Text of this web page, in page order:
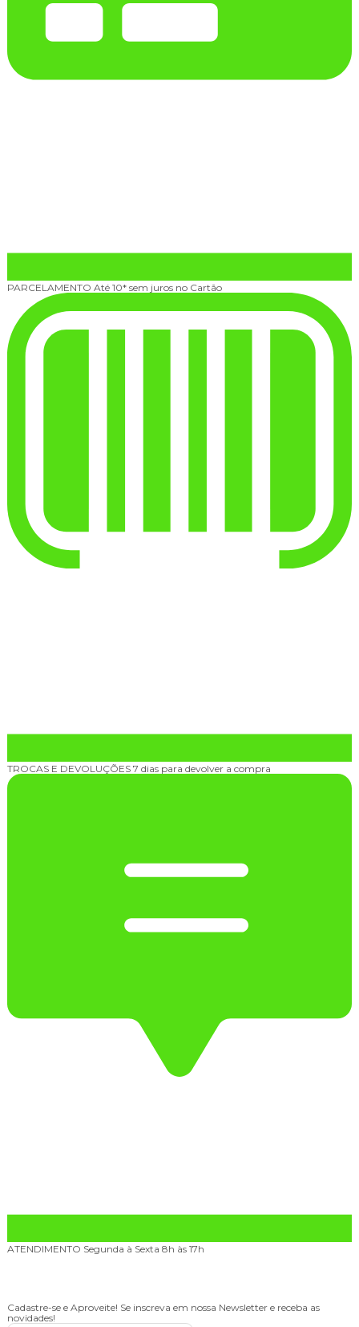
PARCELAMENTO Até 10* sem juros no Cartão
TROCAS E DEVOLUÇÕES 7 dias para devolver a compra
ATENDIMENTO Segunda à Sexta 8h às 17h
Cadastre-se e Aproveite! Se inscreva em nossa Newsletter e receba as
novidades!